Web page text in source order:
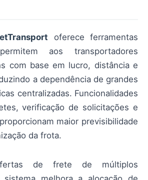
oferece ferramentas
aos transportadores
com base em lucro, distância e
a dependência de grandes
centralizadas. Funcionalidades
verificação de solicitações e
maior previsibilidade
da frota.
de frete de múltiplos